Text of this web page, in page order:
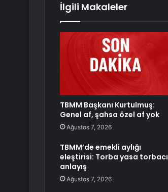
İlgili Makaleler
TBMM Başkanı Kurtulmuş:
Genel af, şahsa özel af yok
Ağustos 7, 2026
TBMM’de emekli aylığı
eleştirisi: Torba yasa torbacı
anlayış
Ağustos 7, 2026